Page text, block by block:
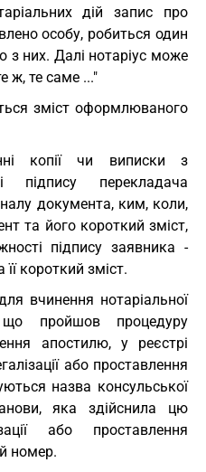
дій запис про
особу, робиться один
з них. Далі нотаріус може
ж, те саме ..."
зміст оформлюваного
копії чи виписки з
підпису перекладача
документа, ким, коли,
та його короткий зміст,
підпису заявника -
короткий зміст.
вчинення нотаріальної
пройшов процедуру
апостилю, у реєстрі
або проставлення
назва консульської
яка здійснила цю
або проставлення
номер.